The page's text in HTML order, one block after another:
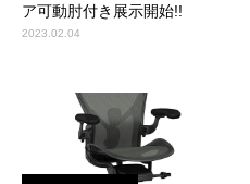
ア可動肘付き展示開始!!
2023.02.04